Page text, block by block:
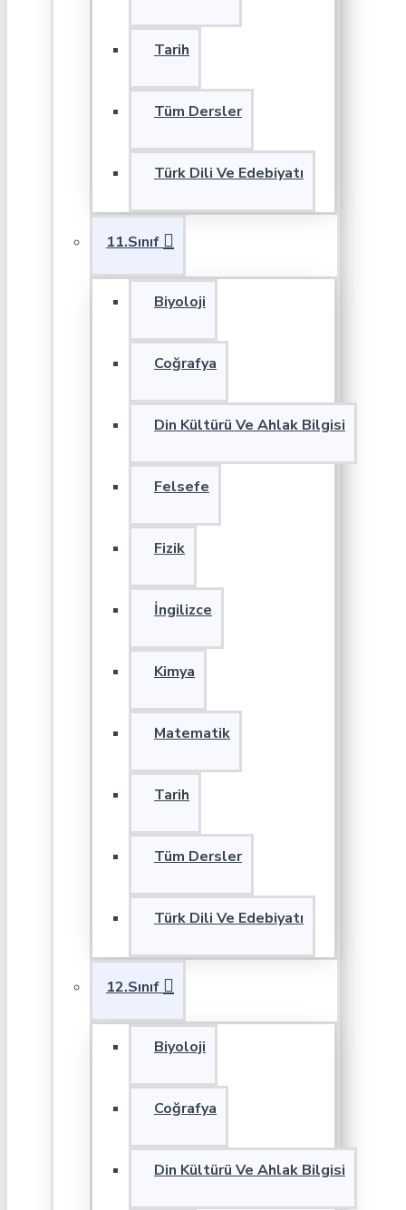
Tarih
Tüm Dersler
Türk Dili Ve Edebiyatı
11.Sınıf
Biyoloji
Coğrafya
Din Kültürü Ve Ahlak Bilgisi
Felsefe
Fizik
İngilizce
Kimya
Matematik
Tarih
Tüm Dersler
Türk Dili Ve Edebiyatı
12.Sınıf
Biyoloji
Coğrafya
Din Kültürü Ve Ahlak Bilgisi